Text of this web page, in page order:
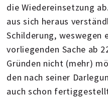
die Wiedereinsetzung
aus sich heraus
Schilderung, weswegen
vorliegenden Sache ab
Gründen nicht (mehr)
den nach seiner
auch schon